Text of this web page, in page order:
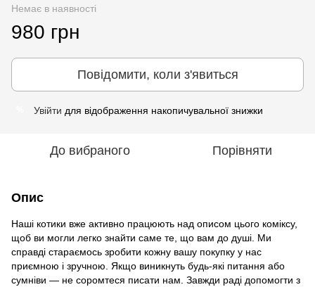
Немає в наявності
980 грн
Повідомити, коли з'явиться
Увійти для відображення накопичувальної знижки
До вибраного Порівняти
Опис
Наші котики вже активно працюють над описом цього коміксу,
щоб ви могли легко знайти саме те, що вам до душі. Ми
справді стараємось зробити кожну вашу покупку у нас
приємною і зручною. Якщо виникнуть будь-які питання або
сумніви — не соромтеся писати нам. Завжди раді допомогти з